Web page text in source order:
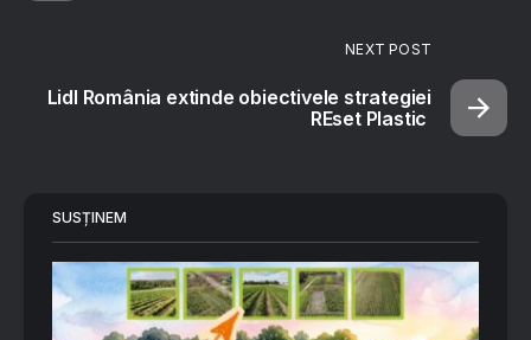
NEXT POST
Lidl România extinde obiectivele strategiei
REset Plastic
SUSȚINEM